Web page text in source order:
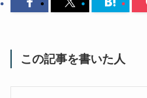
この記事を書いた人